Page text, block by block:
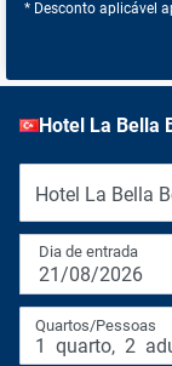
* Desconto aplicável
Hotel La Bella
Hotel La Bella
Dia de entrada
21/08/2026
Quartos/Pessoas
1 quarto, 2